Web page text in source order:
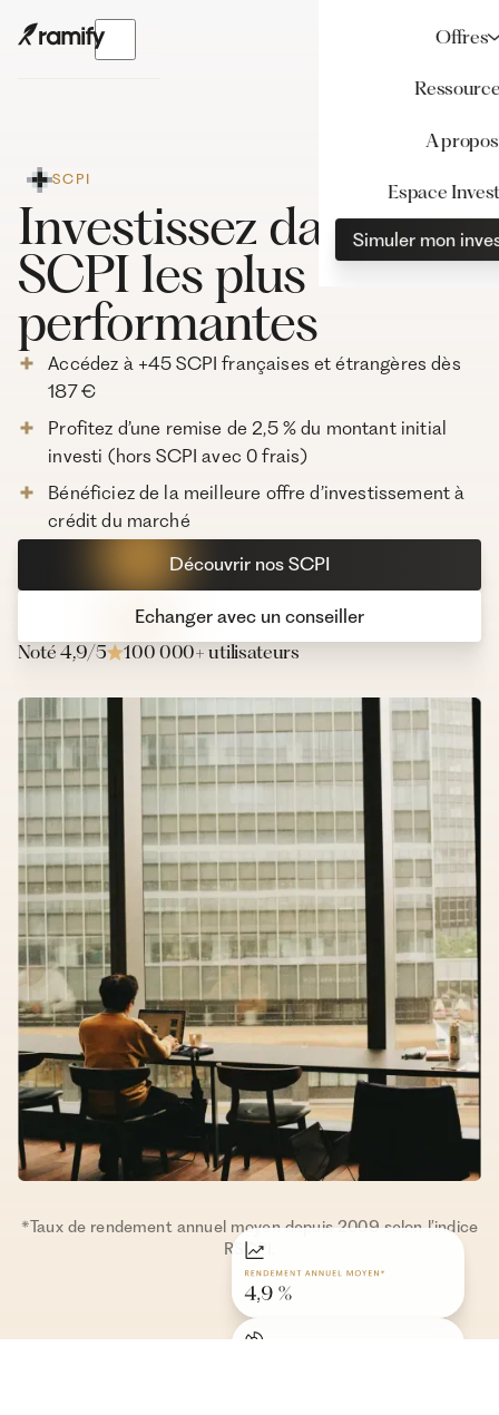
Offres
A propos
Espace
Simuler mon
SCPI
Investissez dans les
SCPI les plus
performantes
Accédez à +45 SCPI françaises et étrangères dès
187 €
Profitez d’une remise de 2,5 % du montant initial
investi (hors SCPI avec 0 frais)
Bénéficiez de la meilleure offre d’investissement à
crédit du marché
Découvrir nos SCPI
Echanger avec un conseiller
Noté 4,9/5
100 000+ utilisateurs
*Taux de rendement annuel moyen depuis 2009 selon l’indice
RSCPI.